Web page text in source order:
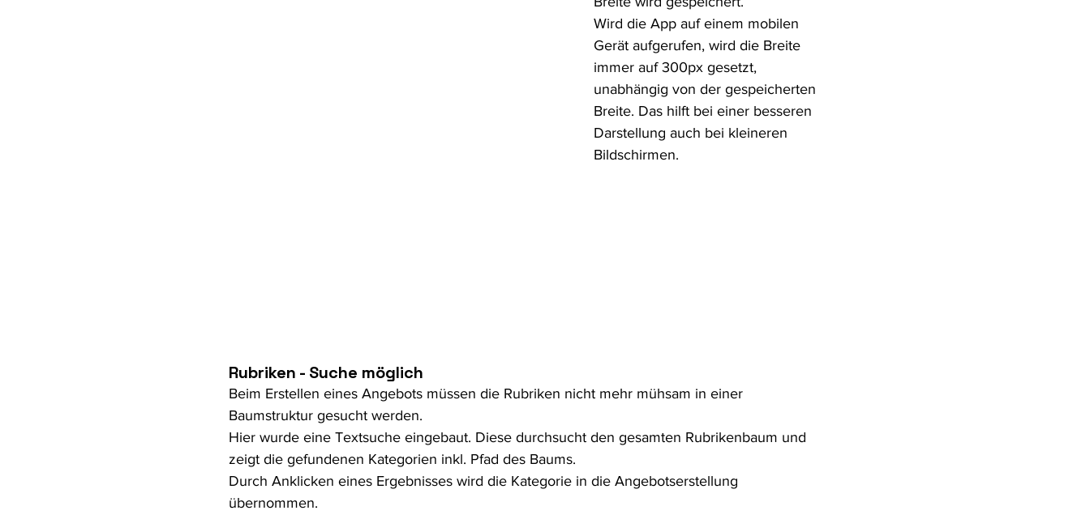
Wird die App auf einem mobilen
Gerät aufgerufen, wird die Breite
immer auf 300px gesetzt,
unabhängig von der gespeicherten
Breite. Das hilft bei einer besseren
Darstellung auch bei kleineren
Bildschirmen.
Rubriken - Suche möglich
Beim Erstellen eines Angebots müssen die Rubriken nicht mehr mühsam in einer
Baumstruktur gesucht werden.
Hier wurde eine Textsuche eingebaut. Diese durchsucht den gesamten Rubrikenbaum und
zeigt die gefundenen Kategorien inkl. Pfad des Baums.
Durch Anklicken eines Ergebnisses wird die Kategorie in die Angebotserstellung
übernommen.